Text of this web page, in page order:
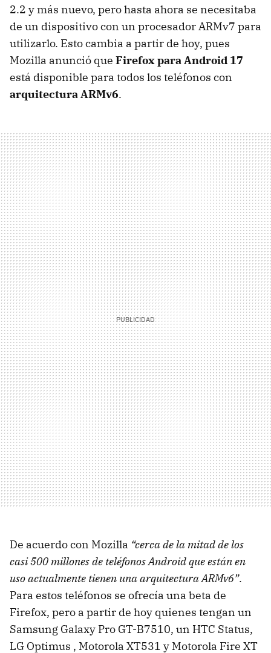
2.2 y más nuevo, pero hasta ahora se necesitaba
de un dispositivo con un procesador ARMv7 para
utilizarlo. Esto cambia a partir de hoy, pues
Mozilla anunció que Firefox para Android 17
está disponible para todos los teléfonos con
arquitectura ARMv6.
De acuerdo con Mozilla “cerca de la mitad de los
casi 500 millones de teléfonos Android que están en
uso actualmente tienen una arquitectura ARMv6”.
Para estos teléfonos se ofrecía una beta de
Firefox, pero a partir de hoy quienes tengan un
Samsung Galaxy Pro GT-B7510, un HTC Status,
LG Optimus , Motorola XT531 y Motorola Fire XT